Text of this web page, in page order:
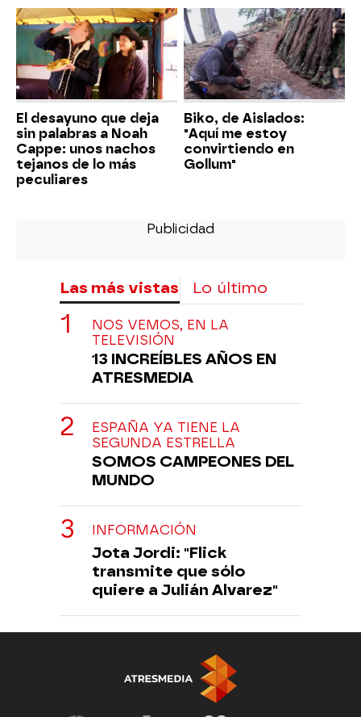
El desayuno que deja
sin palabras a Noah
Cappe: unos nachos
tejanos de lo más
peculiares
Biko, de Aislados:
"Aquí me estoy
convirtiendo en
Gollum"
Las más vistas Lo último
NOS VEMOS, EN LA
TELEVISIÓN
13 INCREÍBLES AÑOS EN
ATRESMEDIA
ESPAÑA YA TIENE LA
SEGUNDA ESTRELLA
SOMOS CAMPEONES DEL
MUNDO
INFORMACIÓN
Jota Jordi: "Flick
transmite que sólo
quiere a Julián Alvarez"